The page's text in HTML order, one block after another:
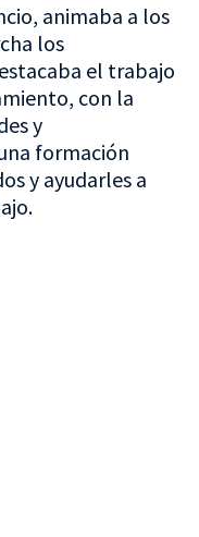
animaba a los
los
el trabajo
con la
y
formación
y ayudarles a